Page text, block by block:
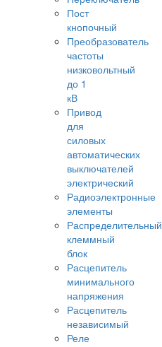
Пост
кнопочный
Преобразователь
частоты
низковольтный
до 1
кВ
Привод
для
силовых
автоматических
выключателей
электрический
Радиоэлектронные
элементы
Распределительный
клеммный
блок
Расцепитель
минимального
напряжения
Расцепитель
независимый
Реле